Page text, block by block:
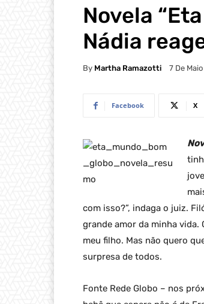
Novela
Nádia
By Martha Ramazotti 7 De
Facebook X
com isso?”, indaga o juiz.
grande amor da minha vida.
meu filho. Mas não quero
surpresa de todos.
Fonte Rede Globo – nos